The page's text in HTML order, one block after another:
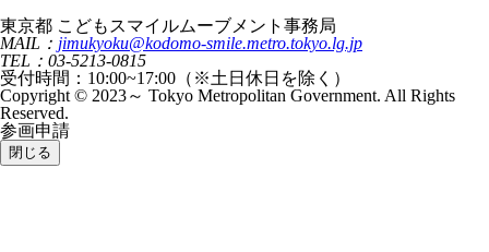
東京都 こどもスマイルムーブメント事務局
MAIL： jimukyoku@kodomo-smile.metro.tokyo.lg.jp
TEL：03-5213-0815
受付時間：10:00~17:00（※土日休日を除く）
Copyright © 2023～ Tokyo Metropolitan Government. All Rights
Reserved.
参画申請
閉じる